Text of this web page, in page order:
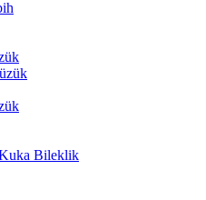
Bileklik